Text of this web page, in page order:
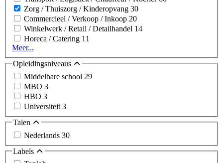
Zorg / Thuiszorg / Kinderopvang 30
Commercieel / Verkoop / Inkoop 20
Winkelwerk / Retail / Detailhandel 14
Horeca / Catering 11
Meer...
Opleidingsniveaus
Middelbare school 29
MBO 3
HBO 3
Universiteit 3
Talen
Nederlands 30
Labels